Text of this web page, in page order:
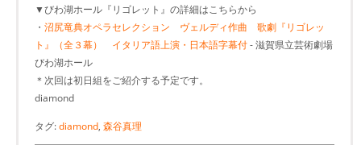
▼びわ湖ホール『リゴレット』の詳細はこちらから
・ 沼尻竜典オペラセレクション ヴェルディ作曲 歌劇『リゴレッ
ト』（全３幕） イタリア語上演・日本語字幕付- 滋賀県立芸術劇場
びわ湖ホール
＊次回は初日組をご紹介する予定です。
diamond
タグ:diamond, 森谷真理